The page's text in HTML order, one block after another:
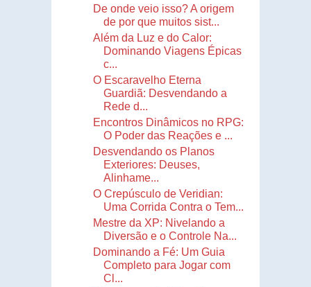
De onde veio isso? A origem
de por que muitos sist...
Além da Luz e do Calor:
Dominando Viagens Épicas
c...
O Escaravelho Eterna
Guardiã: Desvendando a
Rede d...
Encontros Dinâmicos no RPG:
O Poder das Reações e ...
Desvendando os Planos
Exteriores: Deuses,
Alinhame...
O Crepúsculo de Veridian:
Uma Corrida Contra o Tem...
Mestre da XP: Nivelando a
Diversão e o Controle Na...
Dominando a Fé: Um Guia
Completo para Jogar com
Cl...